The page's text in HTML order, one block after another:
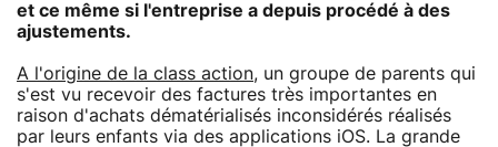
et ce même si l'entreprise a depuis procédé à des
ajustements.
A l'origine de la class action, un groupe de parents qui
s'est vu recevoir des factures très importantes en
raison d'achats dématérialisés inconsidérés réalisés
par leurs enfants via des applications iOS. La grande